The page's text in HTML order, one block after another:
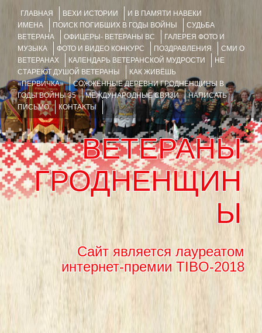
ГЛАВНАЯ ВЕХИ ИСТОРИИ
И В ПАМЯТИ НАВЕКИ
ИМЕНА
ПОИСК ПОГИБШИХ В ГОДЫ ВОЙНЫ
СУДЬБА
ВЕТЕРАНА
ОФИЦЕРЫ- ВЕТЕРАНЫ ВС
ГАЛЕРЕЯ ФОТО И
МУЗЫКА
ФОТО И ВИДЕО КОНКУРС ПОЗДРАВЛЕНИЯ
СМИ О
ВЕТЕРАНАХ
КАЛЕНДАРЬ ВЕТЕРАНСКОЙ МУДРОСТИ
НЕ
СТАРЕЮТ ДУШОЙ ВЕТЕРАНЫ
КАК ЖИВЁШЬ
«ПЕРВИЧКА»
СОЖЖЁННЫЕ ДЕРЕВНИ ГРОДНЕНЩИНЫ В
ГОДЫ ВОЙНЫ 35
МЕЖДУНАРОДНЫЕ СВЯЗИ
НАПИСАТЬ
ПИСЬМО
КОНТАКТЫ
ВЕТЕРАНЫ
ГРОДНЕНЩИН
Ы
Сайт является лауреатом
интернет-премии TIBO-2018